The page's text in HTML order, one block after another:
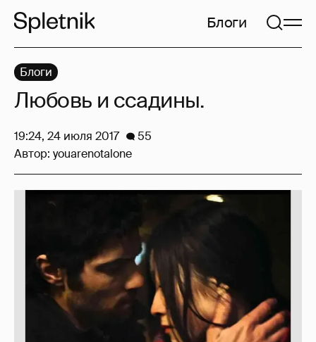
Блоги
Блоги
Любовь и ссадины.
19:24, 24 июля 2017
55
Автор: youarenotalone